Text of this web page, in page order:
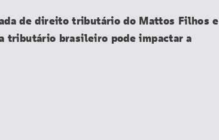
de direito tributário do Mattos Filhos e
tributário brasileiro pode impactar a